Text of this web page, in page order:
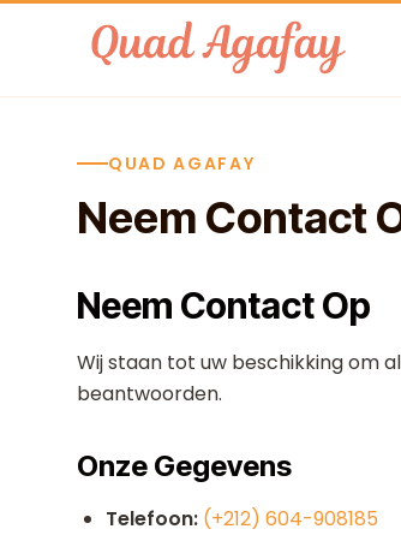
Skip to content
QUAD AGAFAY
Neem Contact
Neem Contact Op
Wij staan tot uw beschikking om
beantwoorden.
Onze Gegevens
Telefoon: (+212) 604-908185